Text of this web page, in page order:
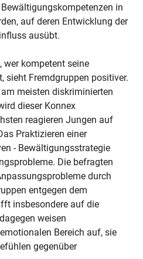
in
auf deren Entwicklung der
ausübt.
wer kompetent seine
sieht Fremdgruppen positiver.
meisten diskriminierten
dieser Konnex
reagieren Jungen auf
Praktizieren einer
- Bewältigungsstrategie
Die befragten
durch
entgegen dem
insbesondere auf die
weisen
Bereich auf, sie
gegenüber